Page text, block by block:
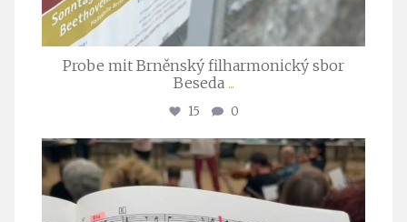
Probe mit Brněnský filharmonický sbor
Beseda ...
15 0
stuttgarter_oratorienchor
Juli 23